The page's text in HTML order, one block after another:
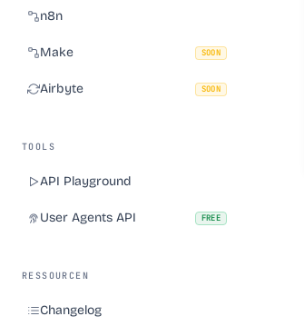
n8n
Make SOON
Airbyte SOON
TOOLS
API Playground
User Agents API FREE
RESSOURCEN
Changelog